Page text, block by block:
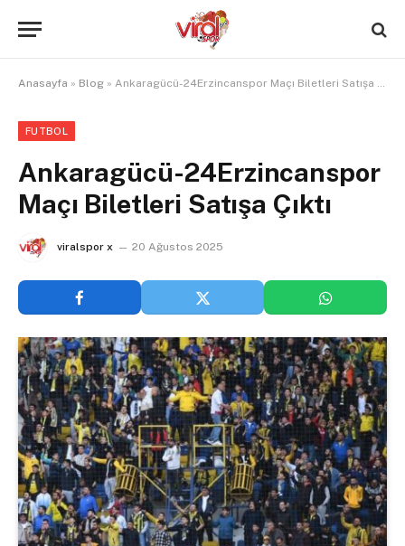
Anasayfa » Blog » Ankaragücü-24Erzincanspor Maçı Biletleri Satışa Çıktı
FUTBOL
Ankaragücü-24Erzincanspor
Maçı Biletleri Satışa Çıktı
viralspor x 20 Ağustos 2025